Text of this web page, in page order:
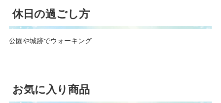
休日の過ごし方
公園や城跡でウォーキング
お気に入り商品